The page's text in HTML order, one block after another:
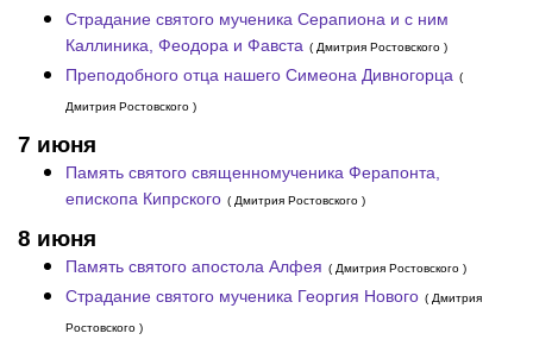
Страдание святого мученика Серапиона и с ним
Каллиника, Феодора и Фавста ( Дмитрия Ростовского )
Преподобного отца нашего Симеона Дивногорца (
Дмитрия Ростовского )
7 июня
Память святого священномученика Ферапонта,
епископа Кипрского ( Дмитрия Ростовского )
8 июня
Память святого апостола Алфея ( Дмитрия Ростовского )
Страдание святого мученика Георгия Нового ( Дмитрия
Ростовского )